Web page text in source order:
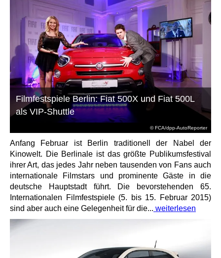
© FCA/dpp-AutoReporter
Filmfestspiele Berlin: Fiat 500X und Fiat 500L
als VIP-Shuttle
Anfang Februar ist Berlin traditionell der Nabel der
Kinowelt. Die Berlinale ist das größte Publikumsfestival
ihrer Art, das jedes Jahr neben tausenden von Fans auch
internationale Filmstars und prominente Gäste in die
deutsche Hauptstadt führt. Die bevorstehenden 65.
Internationalen Filmfestspiele (5. bis 15. Februar 2015)
sind aber auch eine Gelegenheit für die... weiterlesen